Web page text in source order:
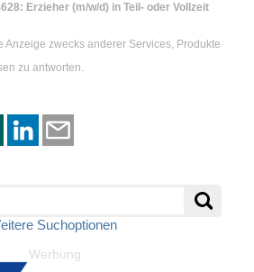
Erzieher (m/w/d) in Teil- oder Vollzeit
Anzeige zwecks anderer Services, Produkte
zu antworten.
Suchoptionen
Werbung